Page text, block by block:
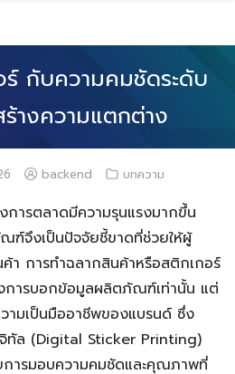
ร์ กับความคมชัดระดับ
างความแตกต่าง
backend บทความ
ารตลาดมีความรุนแรงมากขึ้น
จึงเป็นปัจจัยชี้ขาดที่ช่วยให้ผู้
า การทำฉลากสินค้าหรือสติกเกอร์
งการบอกข้อมูลผลิตภัณฑ์เท่านั้น แต่
ามเป็นมืออาชีพของแบรนด์ ซึ่ง
ทัล (Digital Sticker Printing)
การมอบความคมชัดและคุณภาพที่